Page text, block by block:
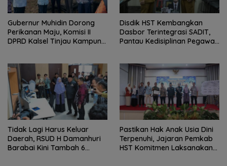
Gubernur Muhidin Dorong
Perikanan Maju, Komisi II
DPRD Kalsel Tinjau Kampung
Disdik HST Kembangkan
Dasbor Terintegrasi SADIT,
Pantau Kedisiplinan Pegawai
Tidak Lagi Harus Keluar
Daerah, RSUD H Damanhuri
Barabai Kini Tambah 6
Pastikan Hak Anak Usia Dini
Terpenuhi, Jajaran Pemkab
HST Komitmen Laksanakan